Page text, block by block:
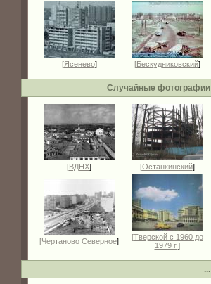
[Ясенево] [Бескудниковский]
Случайные фотографии
[ВДНХ] [Останкинский]
[Чертаново Северное] [Тверской с 1960 до
1979 г.]
...